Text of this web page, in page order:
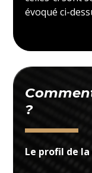
évoqué ci-
?
Le profil de